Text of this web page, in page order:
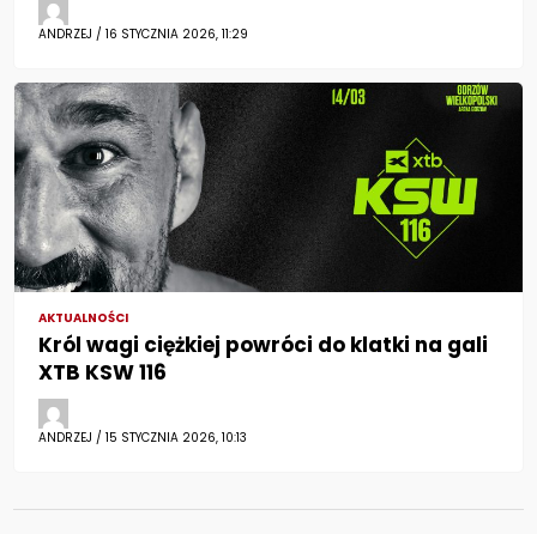
ANDRZEJ / 16 STYCZNIA 2026, 11:29
AKTUALNOŚCI
Król wagi ciężkiej powróci do klatki na gali
XTB KSW 116
ANDRZEJ / 15 STYCZNIA 2026, 10:13